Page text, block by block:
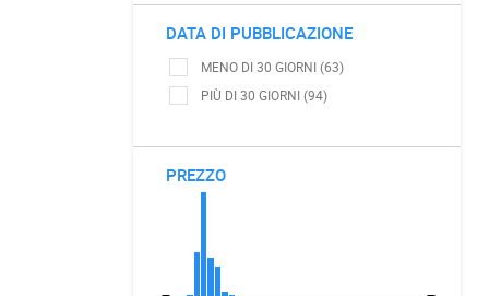
DATA DI PUBBLICAZIONE
MENO DI 30 GIORNI (63)
PIÙ DI 30 GIORNI (94)
PREZZO